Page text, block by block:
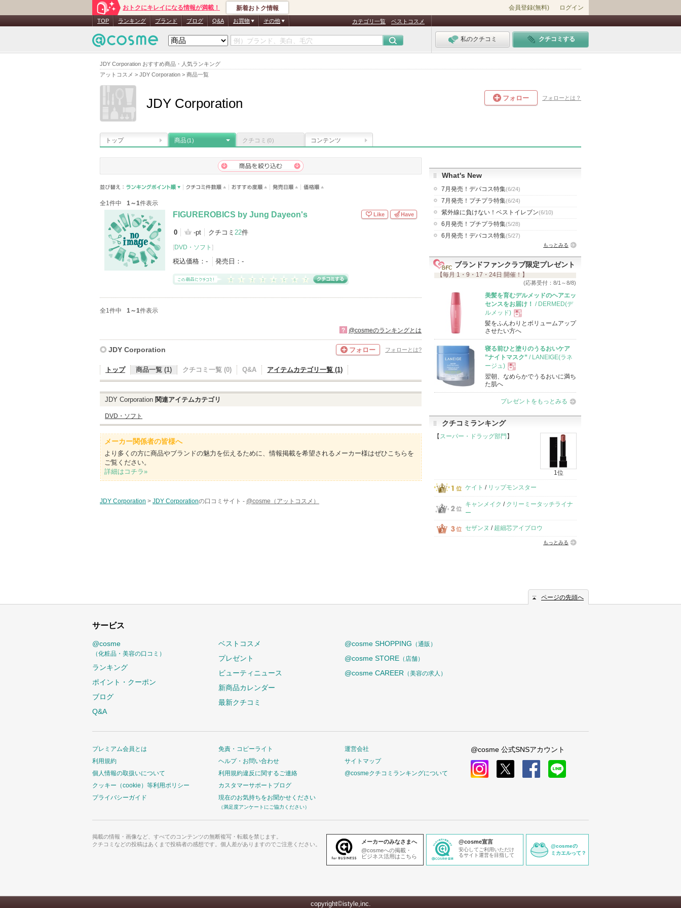
JDY Corporation おすすめ商品・人気ランキング
アットコスメ > JDY Corporation > 商品一覧
おトクにキレイになる情報が満載！ 新着おトク情報 会員登録(無料) ログイン
TOP ランキング ブランド ブログ Q&A お買物 その他 カテゴリ一覧 ベストコスメ
私のクチコミ クチコミする
JDY Corporation フォロー フォローとは？
トップ 商品(1) クチコミ (0) コンテンツ
全1件中 1～1件表示
FIGUREROBICS by Jung Dayeon's
0 -pt クチコミ 22件
[DVD・ソフト ]
税込価格： - 発売日： -
Like Have
全1件中 1～1件表示
? @cosmeのランキングとは
JDY Corporation フォロー フォローとは?
トップ 商品一覧 (1) クチコミ一覧 (0) Q&A アイテムカテゴリ一覧 (1)
JDY Corporation 関連アイテムカテゴリ
DVD・ソフト
メーカー関係者の皆様へ
より多くの方に商品やブランドの魅力を伝えるために、情報掲載を希望されるメーカー様はぜひこちらを
ご覧ください。
詳細はコチラ»
JDY Corporation > JDY Corporationの口コミサイト - @cosme（アットコスメ）
What's New
7月発売！デパコス特集(6/24)
7月発売！プチプラ特集(6/24)
紫外線に負けない！ベストイレブン(6/10)
6月発売！プチプラ特集(5/28)
6月発売！デパコス特集(5/27)
もっとみる
ブランドファンクラブ限定プレゼント
【毎月 1・9・17・24日 開催！】
(応募受付：8/1～8/8)
美髪を育むデルメッドのヘアエッ
センスをお届け！
/ DERMED(デ
ルメッド)
現
品
髪をふんわりとボリュームアップ
させたい方へ
寝る前ひと塗りのうるおいケア
”ナイトマスク” / LANEIGE(ラネ
ージュ)
現
品
翌朝、なめらかでうるおいに満ち
た肌へ
プレゼントをもっとみる
クチコミランキング
【スーパー・ドラッグ部門】
1位
ケイト / リップモンスター
キャンメイク / クリーミータッチライナ
ー
セザンヌ / 超細芯アイブロウ
もっとみる
ページの先頭へ
サービス
@cosme
（化粧品・美容の口コミ）
ランキング
ポイント・クーポン
ブログ
Q&A
ベストコスメ
プレゼント
ビューティニュース
新商品カレンダー
最新クチコミ
@cosme SHOPPING （通販）
@cosme STORE （店舗）
@cosme CAREER （美容の求人）
プレミアム会員とは
利用規約
個人情報の取扱いについて
クッキー（cookie）等利用ポリシー
プライバシーガイド
免責・コピーライト
ヘルプ・お問い合わせ
利用規約違反に関するご連絡
カスタマーサポートブログ
現在のお気持ちをお聞かせください
（満足度アンケートにご協力ください）
運営会社
サイトマップ
@cosmeクチコミランキングについて
@cosme 公式SNSアカウント
掲載の情報・画像など、すべてのコンテンツの無断複写・転載を禁じます。
クチコミなどの投稿はあくまで投稿者の感想です。個人差がありますのでご注意ください。
メーカーのみなさまへ
@cosmeへの掲載・
ビジネス活用はこちら
@cosme宣言
安心してご利用いただけ
るサイト運営を目指して
@cosmeの
ミカエルって？
copyright©istyle,inc.